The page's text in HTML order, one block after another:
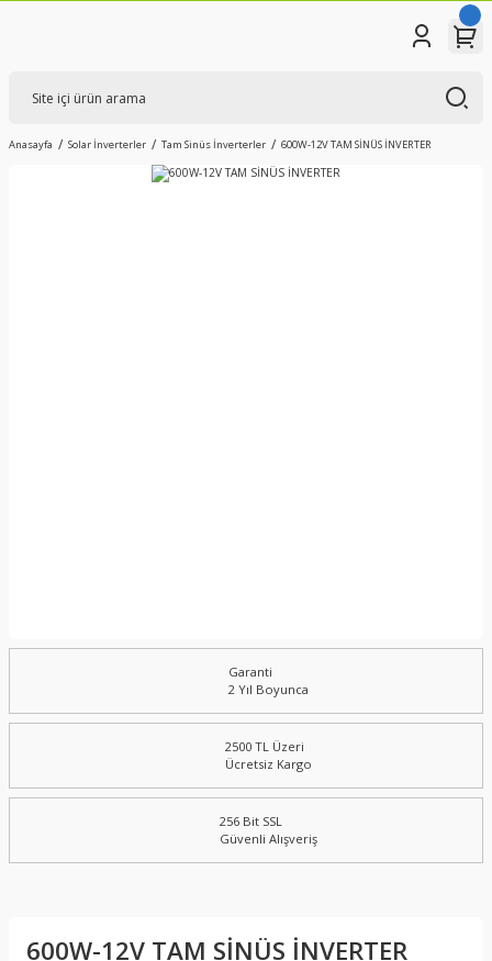
Anasayfa Solar İnverterler Tam Sinüs İnverterler 600W-12V TAM SİNÜS İNVERTER
Garanti
2 Yıl Boyunca
2500 TL Üzeri
Ücretsiz Kargo
256 Bit SSL
Güvenli Alışveriş
600W-12V TAM SİNÜS İNVERTER